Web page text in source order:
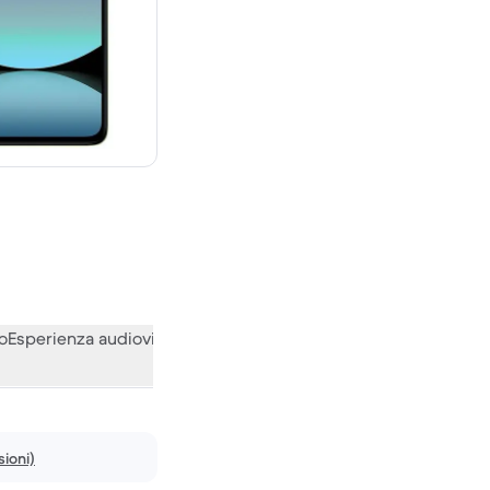
del nuovo
Esperienza audiovisiva